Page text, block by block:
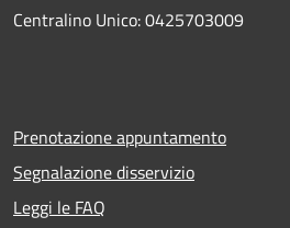
Centralino Unico: 0425703009
Prenotazione appuntamento
Segnalazione disservizio
Leggi le FAQ